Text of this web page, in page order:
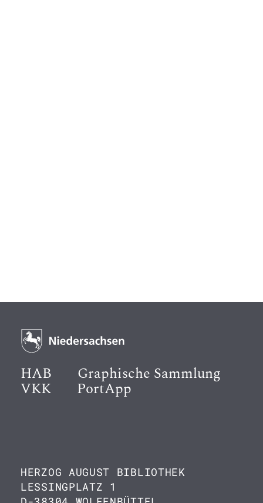
HAB Graphische Sammlung
VKK PortApp
HERZOG AUGUST BIBLIOTHEK
LESSINGPLATZ 1